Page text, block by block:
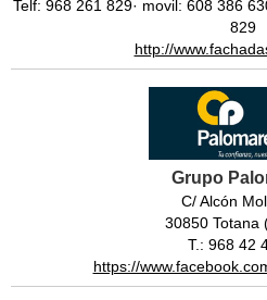
Telf: 968 261 829· movil: 608 386
829
http://
Grupo
C/ Alcón
30850 Totana
T.: 968 42
https://